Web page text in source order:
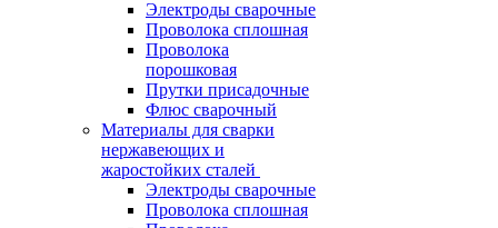
Электроды сварочные
Проволока сплошная
Проволока
порошковая
Прутки присадочные
Флюс сварочный
Материалы для сварки
нержавеющих и
жаростойких сталей
Электроды сварочные
Проволока сплошная